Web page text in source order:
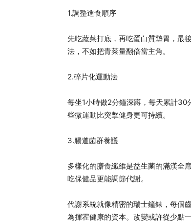
1.調整進食順序
先吃蔬菜打底，再吃蛋白質墊胃，最
法，不如把青菜量翻倍當主角。
2.碎片化運動法
每坐1小時做2分鐘深蹲，每天累計30
些微運動比突擊健身更可持續。
3.腸道菌群養護
多樣化的膳食纖維是益生菌的滿漢全
吃保健品更能調節代謝。
代謝系統就像精密的瑞士鐘錶，每個
為揮霍健康的資本。改變或許從少點